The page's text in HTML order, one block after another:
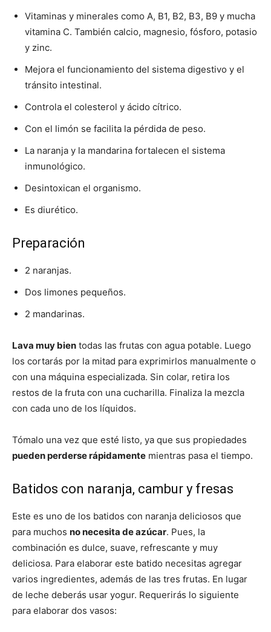
Vitaminas y minerales como A, B1, B2, B3, B9 y mucha
vitamina C. También calcio, magnesio, fósforo, potasio
y zinc.
Mejora el funcionamiento del sistema digestivo y el
tránsito intestinal.
Controla el colesterol y ácido cítrico.
Con el limón se facilita la pérdida de peso.
La naranja y la mandarina fortalecen el sistema
inmunológico.
Desintoxican el organismo.
Es diurético.
Preparación
2 naranjas.
Dos limones pequeños.
2 mandarinas.
Lava muy bien todas las frutas con agua potable. Luego
los cortarás por la mitad para exprimirlos manualmente o
con una máquina especializada. Sin colar, retira los
restos de la fruta con una cucharilla. Finaliza la mezcla
con cada uno de los líquidos.
Tómalo una vez que esté listo, ya que sus propiedades
pueden perderse rápidamente mientras pasa el tiempo.
Batidos con naranja, cambur y fresas
Este es uno de los batidos con naranja deliciosos que
para muchos no necesita de azúcar. Pues, la
combinación es dulce, suave, refrescante y muy
deliciosa. Para elaborar este batido necesitas agregar
varios ingredientes, además de las tres frutas. En lugar
de leche deberás usar yogur. Requerirás lo siguiente
para elaborar dos vasos: